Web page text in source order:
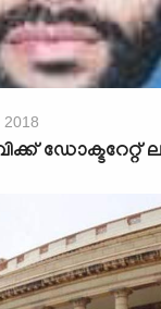
2018
ഡോക്ടറേറ്റ്